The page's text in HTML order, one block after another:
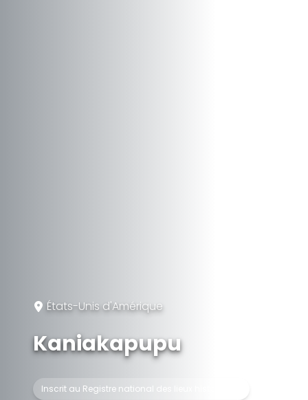
États-Unis d'Amérique
Kaniakapupu
Inscrit au Registre national des lieux historiques